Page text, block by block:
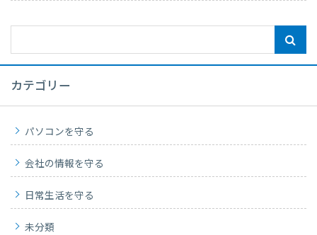
カテゴリー
パソコンを守る
会社の情報を守る
日常生活を守る
未分類